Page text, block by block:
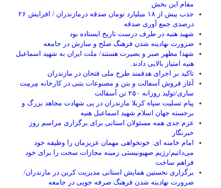
مقام این بخش
جذب بیش از ۱۸ میلیارد تومان صدقه درمازندران / افزایش ۲۶
درصدی جمع آوری صدقه
شهید هنیه در طرف درست تاریخ ایستاده بود
ضرورت نهادینه شدن فرهنگ صلح و سازش در جامعه
شهدا مظهر صبر و بصیرت هستند/ ملت ایران به شهید اسماعیل
هنیه امتیاز بالایی دادند.
تاکید بر اجرای هدفمند طرح ملی فتحان در مازندران
آغاز فروش آسفالت و بتن و مصنوعات بتنی در کارخانه مِرمِت
ساری/تولید روزانه ۲۵۰ تن آسفالت
پیام تسلیت سپاه کربلا مازندران در پی شهادت مجاهد بزرگ و
برجسته جهان اسلام شهید اسماعیل هنیه
عزم جدی همه مسئولان استانی برای برگزاری مراسم روز
خبرنگار
امام خامنه ای: خونخواهی مهمان عزیزمان را وظیفه خود
می‌دانیم/رژیم صهیونیستی زمینه مجازات سخت را برای خود
فراهم ساخت
برگزاری نخستین همایش استانی مدیریت کربن در مازندران/
ضرورت نهادینه شدن فرهنگ صرفه جویی در جامعه